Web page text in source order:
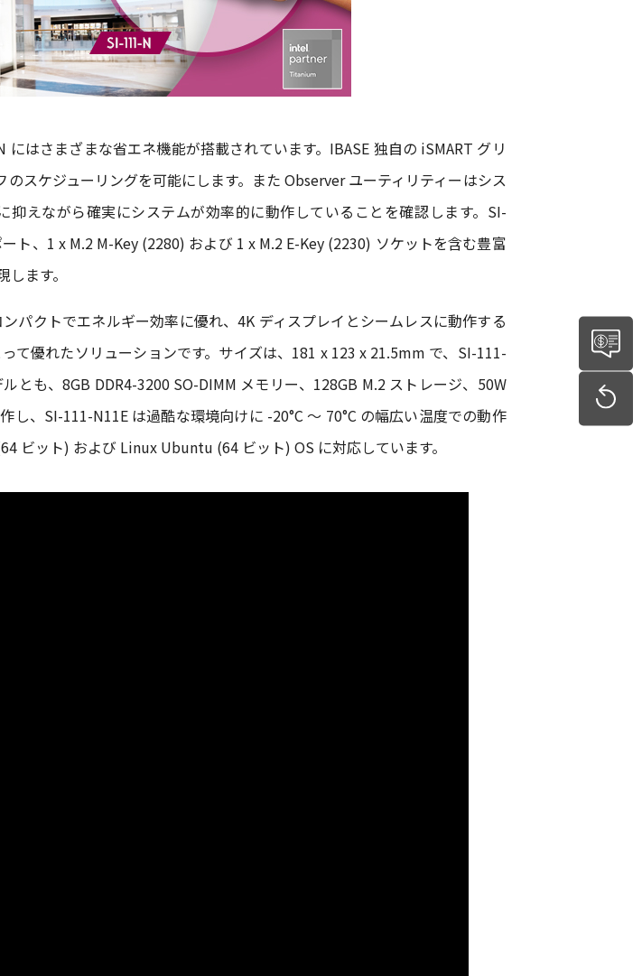
はさまざまな省エネ機能が搭載されています。IBASE 独自の iSMART グリ
スケジューリングを可能にします。また Observer ユーティリティーはシス
えながら確実にシステムが効率的に動作していることを確認します。SI-
ト、1 x M.2 M-Key (2280) および 1 x M.2 E-Key (2230) ソケットを含む豊富
ます。
パクトでエネルギー効率に優れ、4K ディスプレイとシームレスに動作する
て優れたソリューションです。サイズは、181 x 123 x 21.5mm で、SI-111-
とも、8GB DDR4-3200 SO-DIMM メモリー、128GB M.2 ストレージ、50W
し、SI-111-N11E は過酷な環境向けに -20°C ～ 70°C の幅広い温度での動作
ビット) および Linux Ubuntu (64 ビット) OS に対応しています。